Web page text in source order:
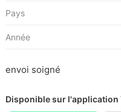
Pays
Année
envoi soigné
Disponible sur l'application